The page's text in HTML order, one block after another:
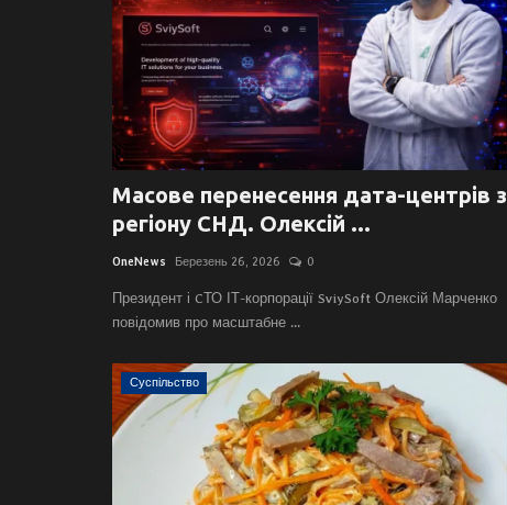
Масове перенесення дата-центрів з
регіону СНД. Олексій ...
OneNews Березень 26, 2026 0
Президент і CТО ІТ-корпорації SviySoft Олексій Марченко
повідомив про масштабне ...
Суспільство